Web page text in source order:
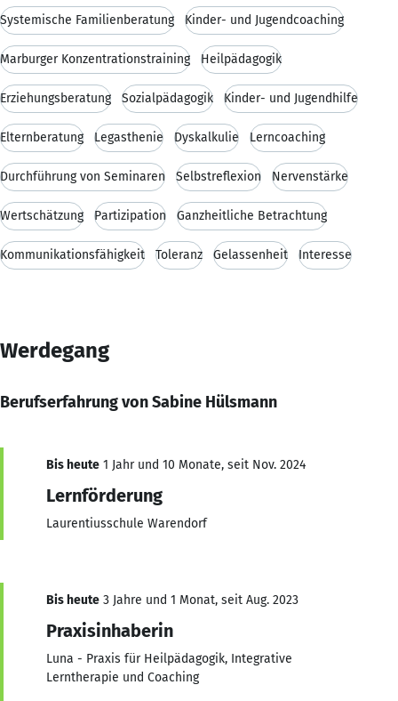
Systemische Familienberatung Kinder- und Jugendcoaching
Marburger Konzentrationstraining Heilpädagogik
Erziehungsberatung Sozialpädagogik Kinder- und Jugendhilfe
Elternberatung Legasthenie Dyskalkulie Lerncoaching
Durchführung von Seminaren Selbstreflexion Nervenstärke
Wertschätzung Partizipation Ganzheitliche Betrachtung
Kommunikationsfähigkeit Toleranz Gelassenheit Interesse
Werdegang
Berufserfahrung von Sabine Hülsmann
Bis heute 1 Jahr und 10 Monate, seit Nov. 2024
Lernförderung
Laurentiusschule Warendorf
Bis heute 3 Jahre und 1 Monat, seit Aug. 2023
Praxisinhaberin
Luna - Praxis für Heilpädagogik, Integrative
Lerntherapie und Coaching